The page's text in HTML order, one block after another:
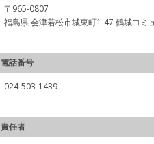
〒965-0807
福島県 会津若松市城東町1-47 鶴城コミ
電話番号
024-503-1439
責任者